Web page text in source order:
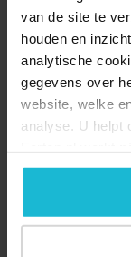
van de site te
houden en
analytische
gegevens over
website, welke
analyse. U helpt
geen
de knoppen